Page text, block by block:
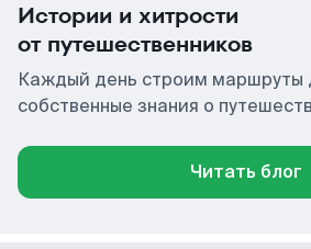
Истории и хитрости
от путешественников
Каждый день строим маршруты
собственные знания о
Читать блог